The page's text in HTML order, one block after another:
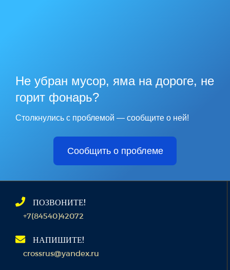
Не убран мусор, яма на дороге, не
горит фонарь?
Столкнулись с проблемой — сообщите о ней!
Сообщить о проблеме
ПОЗВОНИТЕ!
+7(84540)42072
НАПИШИТЕ!
crossrus@yandex.ru